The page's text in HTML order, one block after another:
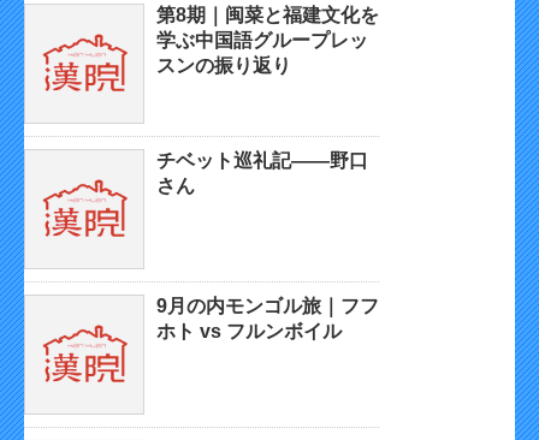
第8期｜闽菜と福建文化を
学ぶ中国語グループレッ
スンの振り返り
チベット巡礼記——野口
さん
9月の内モンゴル旅｜フフ
ホト vs フルンボイル